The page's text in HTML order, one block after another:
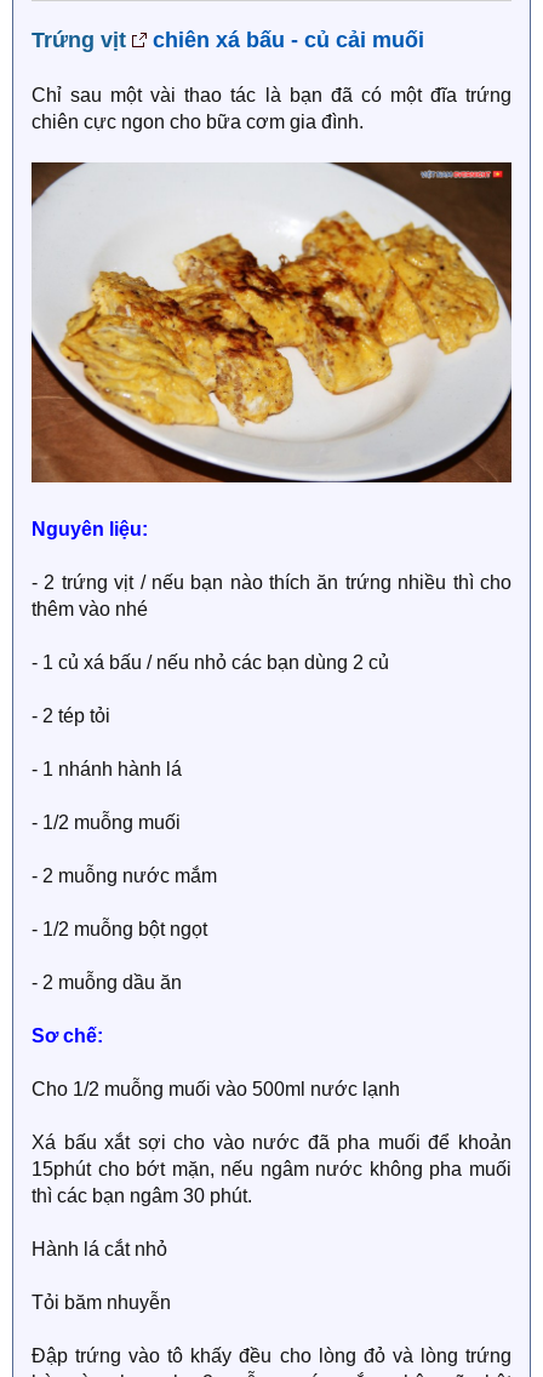
Trứng vịt chiên xá bấu - củ cải muối
Chỉ sau một vài thao tác là bạn đã có một đĩa trứng
chiên cực ngon cho bữa cơm gia đình.
Nguyên liệu:
- 2 trứng vịt / nếu bạn nào thích ăn trứng nhiều thì cho
thêm vào nhé
- 1 củ xá bấu / nếu nhỏ các bạn dùng 2 củ
- 2 tép tỏi
- 1 nhánh hành lá
- 1/2 muỗng muối
- 2 muỗng nước mắm
- 1/2 muỗng bột ngọt
- 2 muỗng dầu ăn
Sơ chế:
Cho 1/2 muỗng muối vào 500ml nước lạnh
Xá bấu xắt sợi cho vào nước đã pha muối để khoản
15phút cho bớt mặn, nếu ngâm nước không pha muối
thì các bạn ngâm 30 phút.
Hành lá cắt nhỏ
Tỏi băm nhuyễn
Đập trứng vào tô khấy đều cho lòng đỏ và lòng trứng